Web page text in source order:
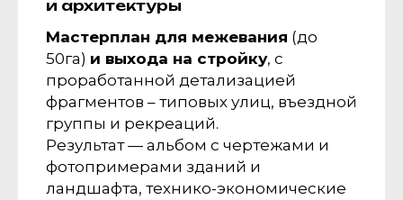
и архитектуры
Мастерплан для межевания (до
50га) и выхода на стройку, с
проработанной детализацией
фрагментов – типовых улиц, въездной
группы и рекреаций.
Результат — альбом с чертежами и
фотопримерами зданий и
ландшафта, технико-экономические